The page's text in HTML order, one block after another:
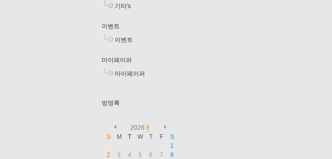
기타's
이벤트
이벤트
마이페이퍼
마이페이퍼
방명록
2026 8
S
M T W T F
S
1
2
3 4 5 6 7
8